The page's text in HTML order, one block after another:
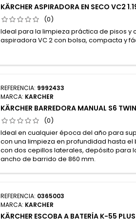
KÄRCHER ASPIRADORA EN SECO VC2
(0)
Ideal para la limpieza práctica de pisos y
aspiradora VC 2 con bolsa, compacta y
REFERENCIA: 9992433
MARCA: KARCHER
KÄRCHER BARREDORA MANUAL S6
(0)
Ideal en cualquier época del año para
con una limpieza en profundidad hasta el
con dos cepillos laterales, depósito para
ancho de barrido de 860 mm.
REFERENCIA: 0365003
MARCA: KARCHER
KÄRCHER ESCOBA A BATERÍA K-55 PLUS